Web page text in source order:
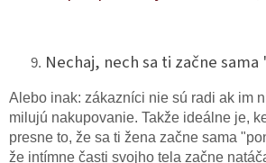
Nechaj, nech sa ti začne
Alebo inak: zákazníci nie sú radi ak im
milujú nakupovanie. Takže ideálne je,
presne to, že sa ti žena začne sama
že intímne časti svojho tela začne